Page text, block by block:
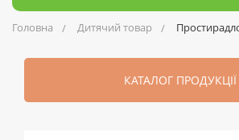
Головна Дитячий товар
КАТАЛОГ ПРОДУКЦІЇ